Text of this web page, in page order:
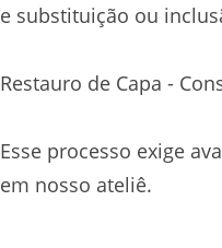
e substituição ou
Restauro de Capa -
Esse processo exige
em nosso ateliê.